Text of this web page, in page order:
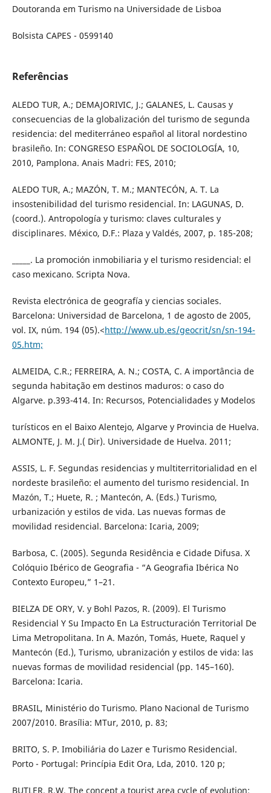
Doutoranda em Turismo na Universidade de Lisboa
Bolsista CAPES - 0599140
Referências
ALEDO TUR, A.; DEMAJORIVIC, J.; GALANES, L. Causas y
consecuencias de la globalización del turismo de segunda
residencia: del mediterráneo español al litoral nordestino
brasileño. In: CONGRESO ESPAÑOL DE SOCIOLOGÍA, 10,
2010, Pamplona. Anais Madri: FES, 2010;
ALEDO TUR, A.; MAZÓN, T. M.; MANTECÓN, A. T. La
insostenibilidad del turismo residencial. In: LAGUNAS, D.
(coord.). Antropología y turismo: claves culturales y
disciplinares. México, D.F.: Plaza y Valdés, 2007, p. 185-208;
_____. La promoción inmobiliaria y el turismo residencial: el
caso mexicano. Scripta Nova.
Revista electrónica de geografía y ciencias sociales.
Barcelona: Universidad de Barcelona, 1 de agosto de 2005,
vol. IX, núm. 194 (05).<http://www.ub.es/geocrit/sn/sn-194-
05.htm;
ALMEIDA, C.R.; FERREIRA, A. N.; COSTA, C. A importância de
segunda habitação em destinos maduros: o caso do
Algarve. p.393-414. In: Recursos, Potencialidades y Modelos
turísticos en el Baixo Alentejo, Algarve y Provincia de Huelva.
ALMONTE, J. M. J.( Dir). Universidade de Huelva. 2011;
ASSIS, L. F. Segundas residencias y multiterritorialidad en el
nordeste brasileño: el aumento del turismo residencial. In
Mazón, T.; Huete, R. ; Mantecón, A. (Eds.) Turismo,
urbanización y estilos de vida. Las nuevas formas de
movilidad residencial. Barcelona: Icaria, 2009;
Barbosa, C. (2005). Segunda Residência e Cidade Difusa. X
Colóquio Ibérico de Geografia - “A Geografia Ibérica No
Contexto Europeu,” 1–21.
BIELZA DE ORY, V. y Bohl Pazos, R. (2009). El Turismo
Residencial Y Su Impacto En La Estructuración Territorial De
Lima Metropolitana. In A. Mazón, Tomás, Huete, Raquel y
Mantecón (Ed.), Turismo, ubranización y estilos de vida: las
nuevas formas de movilidad residencial (pp. 145–160).
Barcelona: Icaria.
BRASIL, Ministério do Turismo. Plano Nacional de Turismo
2007/2010. Brasília: MTur, 2010, p. 83;
BRITO, S. P. Imobiliária do Lazer e Turismo Residencial.
Porto - Portugal: Princípia Edit Ora, Lda, 2010. 120 p;
BUTLER, R.W. The concept a tourist area cycle of evolution: